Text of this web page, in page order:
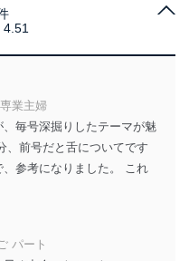
提供に際して、その利
正な手段によって取
、当社が保有している
利用、第三者への提
いてはこれらの取り組
教育を徹底してまいり
いために、適切な管理
、国が定める指針及び
、当社の管理の仕組み
4.51
業主婦
毎号深掘りしたテーマが魅
、前号だと舌についてです
参考になりました。 これ
パート